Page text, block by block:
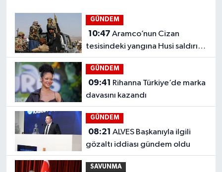
GÜNDEM
10:47
tesisindeki yangına Husi saldırı
iddiası
GÜNDEM
09:41
davasını kazandı
GÜNDEM
08:21
gözaltı iddiası gündem oldu
SAVUNMA